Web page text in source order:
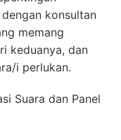
konsultan
memang
keduanya, dan
i perlukan.
Suara dan Panel